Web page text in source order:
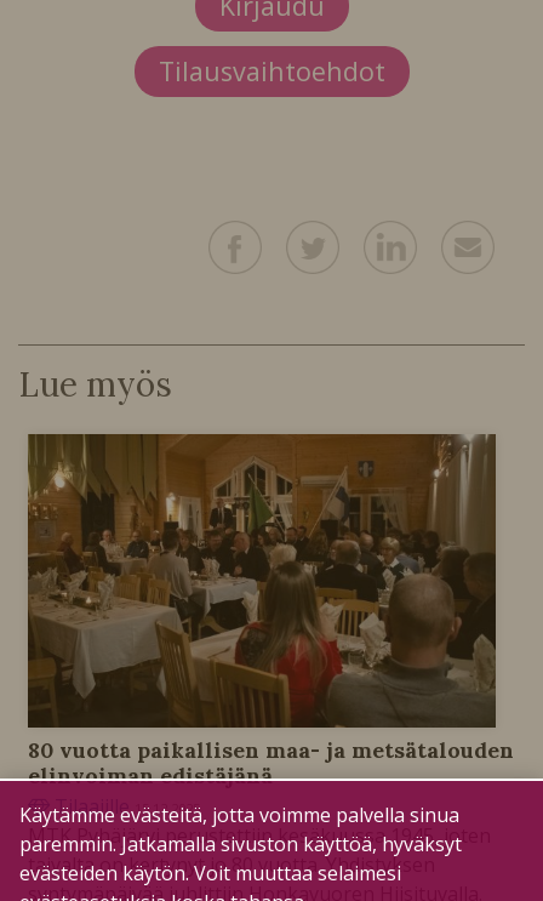
Tilausvaihtoehdot
Lue myös
80 vuotta paikallisen maa- ja metsätalouden
elinvoiman edistäjänä
Tilaajille 15.12.2025
MTK Pyhäjärvi perustettiin kesäkuussa 1945, joten
taivalta on kertynyt jo 80 vuotta. Yhdistyksen
syntymäpäivää juhlittiin Honkavuoren Hiisituvalla.
Käytämme evästeitä, jotta voimme palvella sinua
paremmin. Jatkamalla sivuston käyttöä, hyväksyt
evästeiden käytön. Voit muuttaa selaimesi